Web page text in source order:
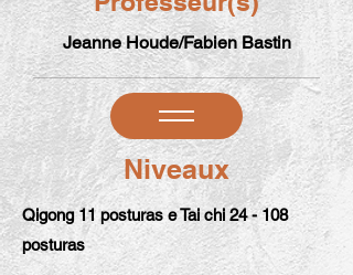
Jeanne Houde/Fabien Bastin
Niveaux
Qigong 11 posturas e Tai chi 24 - 108
posturas